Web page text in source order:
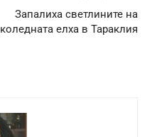
Запалиха светлините на
коледната елха в Тараклия